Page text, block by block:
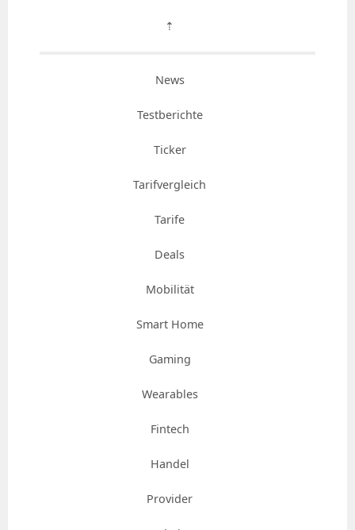
⇡
News
Testberichte
Ticker
Tarifvergleich
Tarife
Deals
Mobilität
Smart Home
Gaming
Wearables
Fintech
Handel
Provider